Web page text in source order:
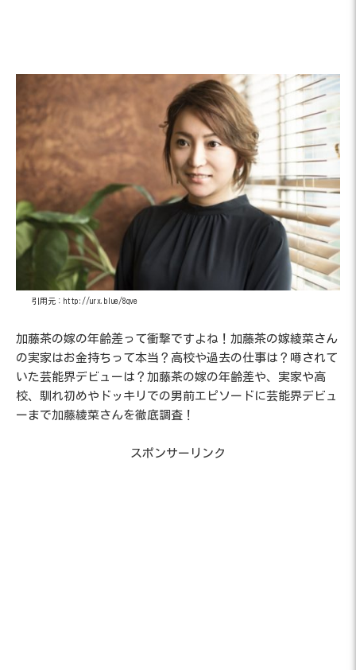
引用元：http://urx.blue/8qve
加藤茶の嫁の年齢差って衝撃ですよね！加藤茶の嫁綾菜さん
の実家はお金持ちって本当？高校や過去の仕事は？噂されて
いた芸能界デビューは？加藤茶の嫁の年齢差や、実家や高
校、馴れ初めやドッキリでの男前エピソードに芸能界デビュ
ーまで加藤綾菜さんを徹底調査！
スポンサーリンク